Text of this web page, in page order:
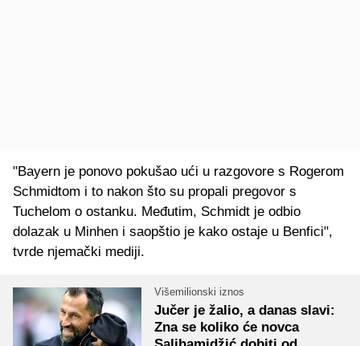
"Bayern je ponovo pokušao ući u razgovore s Rogerom
Schmidtom i to nakon što su propali pregovor s
Tuchelom o ostanku. Međutim, Schmidt je odbio
dolazak u Minhen i saopštio je kako ostaje u Benfici",
tvrde njemački mediji.
Višemilionski iznos
Jučer je žalio, a danas slavi:
Zna se koliko će novca